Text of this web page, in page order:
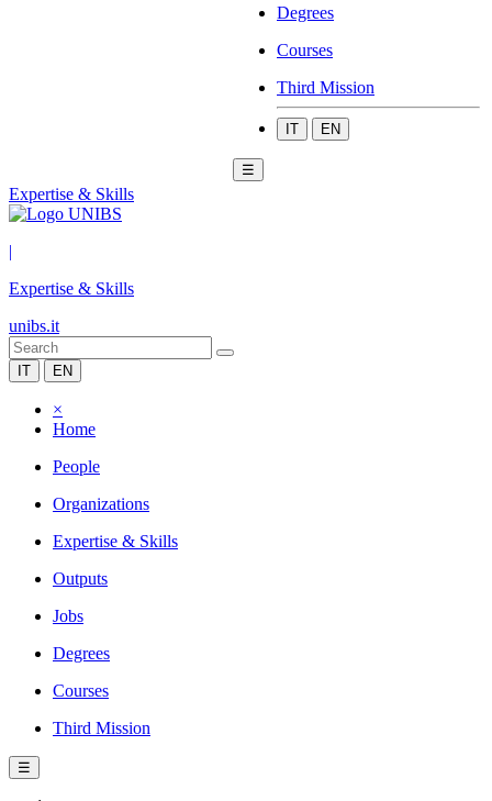
Degrees
Courses
Third Mission
IT EN
☰
Expertise & Skills
|
Expertise & Skills
unibs.it
IT EN
×
Home
People
Organizations
Expertise & Skills
Outputs
Jobs
Degrees
Courses
Third Mission
☰